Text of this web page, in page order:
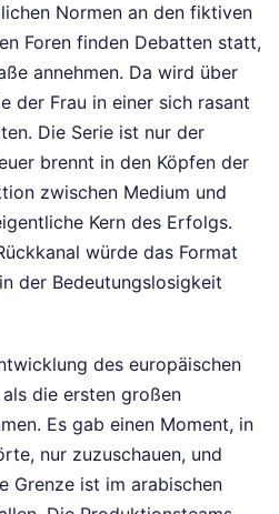
Normen an den fiktiven
Foren finden Debatten statt,
annehmen. Da wird über
der Frau in einer sich rasant
Die Serie ist nur der
brennt in den Köpfen der
zwischen Medium und
Kern des Erfolgs.
würde das Format
der Bedeutungslosigkeit
des europäischen
die ersten großen
Es gab einen Moment, in
nur zuzuschauen, und
Grenze ist im arabischen